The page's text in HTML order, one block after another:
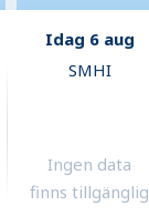
Idag 6 aug
SMHI
Ingen data
finns tillgänglig